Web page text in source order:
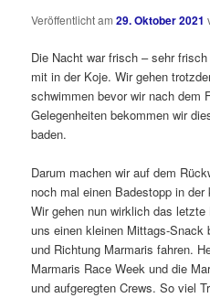
Veröffentlicht am29. Oktober 2021
Die Nacht war frisch – sehr
mit in der Koje. Wir gehen
schwimmen bevor wir nach dem
Gelegenheiten bekommen wir
baden.
Darum machen wir auf dem
noch mal einen Badestopp in
Wir gehen nun wirklich das
uns einen kleinen Mittags-Snack
und Richtung Marmaris fahren.
Marmaris Race Week und die
und aufgeregten Crews. So viel